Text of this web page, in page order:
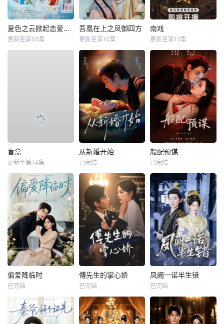
夏色之云掀起恋爱与风暴
更新至第05集
吾凰在上之凤御四方
更新至第10集
南戏
更新至第15集
盲盒
更新至第14集
从新婚开始
已完结
般配预谋
已完结
偏爱降临时
已完结
傅先生的掌心娇
已完结
凤阙一诺半生错
已完结